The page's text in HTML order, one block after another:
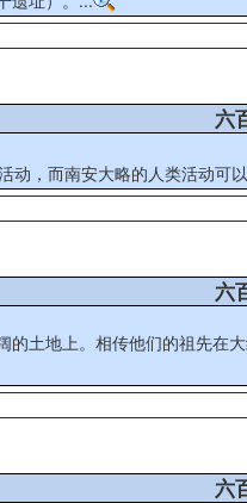
六
，而南安大略的人类活动
六
土地上。相传他们的祖先
六